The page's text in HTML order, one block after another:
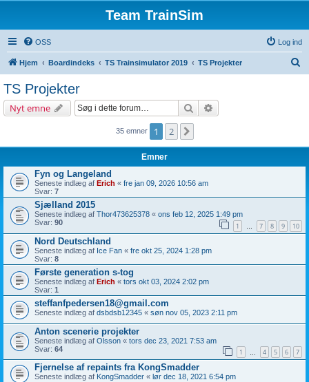
Team TrainSim
OSS Log ind
Hjem Boardindeks TS Trainsimulator 2019 TS Projekter
TS Projekter
Nyt emne Søg
35 emner 1 2
Emner
Fyn og Langeland
Seneste indlæg af Erich « fre jan 09, 2026 10:56 am
Svar: 7
Sjælland 2015
Seneste indlæg af Thor473625378 « ons feb 12, 2025 1:49 pm
Svar: 90 1 … 7 8 9 10
Nord Deutschland
Seneste indlæg af Ice Fan « fre okt 25, 2024 1:28 pm
Svar: 8
Første generation s-tog
Seneste indlæg af Erich « tors okt 03, 2024 2:02 pm
Svar: 1
steffanfpedersen18@gmail.com
Seneste indlæg af dsbdsb12345 « søn nov 05, 2023 2:11 pm
Anton scenerie projekter
Seneste indlæg af Olsson « tors dec 23, 2021 7:53 am
Svar: 64 1 4 5 6 7
Fjernelse af repaints fra KongSmadder
Seneste indlæg af KongSmadder « lør dec 18, 2021 6:54 pm